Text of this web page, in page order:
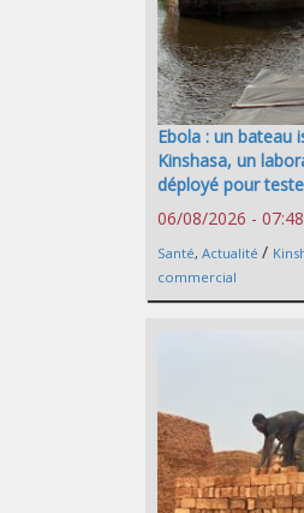
Ebola : un bateau
Kinshasa, un
déployé pour
06/08/2026 - 07:48
Santé, Actualité /
commercial